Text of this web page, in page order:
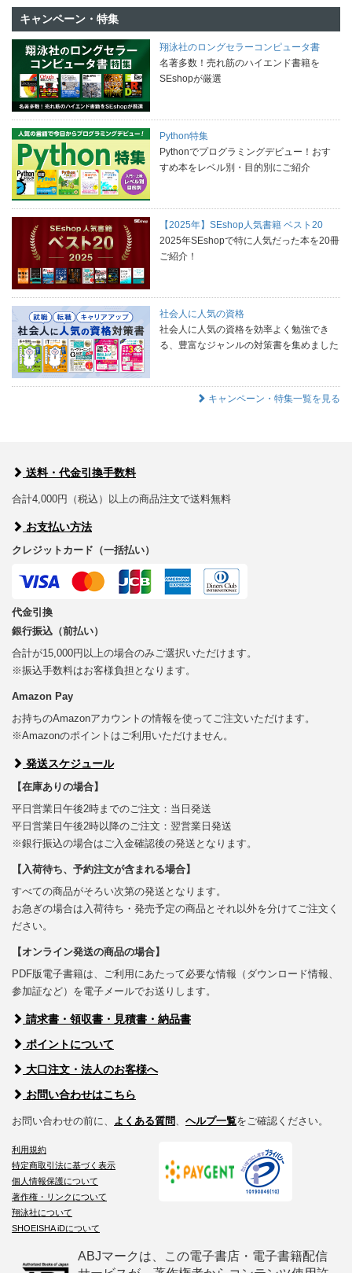
キャンペーン・特集
翔泳社のロングセラーコンピュータ書
名著多数！売れ筋のハイエンド書籍を
SEshopが厳選
Python特集
Pythonでプログラミングデビュー！おす
すめ本をレベル別・目的別にご紹介
【2025年】SEshop人気書籍 ベスト20
2025年SEshopで特に人気だった本を20冊
ご紹介！
社会人に人気の資格
社会人に人気の資格を効率よく勉強でき
る、豊富なジャンルの対策書を集めました
キャンペーン・特集一覧を見る
送料・代金引換手数料
合計4,000円（税込）以上の商品注文で送料無料
お支払い方法
クレジットカード（一括払い）
代金引換
銀行振込（前払い）
合計が15,000円以上の場合のみご選択いただけます。
※振込手数料はお客様負担となります。
Amazon Pay
お持ちのAmazonアカウントの情報を使ってご注文いただけます。
※Amazonのポイントはご利用いただけません。
発送スケジュール
【在庫ありの場合】
平日営業日午後2時までのご注文：当日発送
平日営業日午後2時以降のご注文：翌営業日発送
※銀行振込の場合はご入金確認後の発送となります。
【入荷待ち、予約注文が含まれる場合】
すべての商品がそろい次第の発送となります。
お急ぎの場合は入荷待ち・発売予定の商品とそれ以外を分けてご注文く
ださい。
【オンライン発送の商品の場合】
PDF版電子書籍は、ご利用にあたって必要な情報（ダウンロード情報、
参加証など）を電子メールでお送りします。
請求書・領収書・見積書・納品書
ポイントについて
大口注文・法人のお客様へ
お問い合わせはこちら
お問い合わせの前に、 よくある質問、 ヘルプ一覧をご確認ください。
利用規約
特定商取引法に基づく表示
個人情報保護について
著作権・リンクについて
翔泳社について
SHOEISHA iDについて
ABJマークは、この電子書店・電子書籍配信